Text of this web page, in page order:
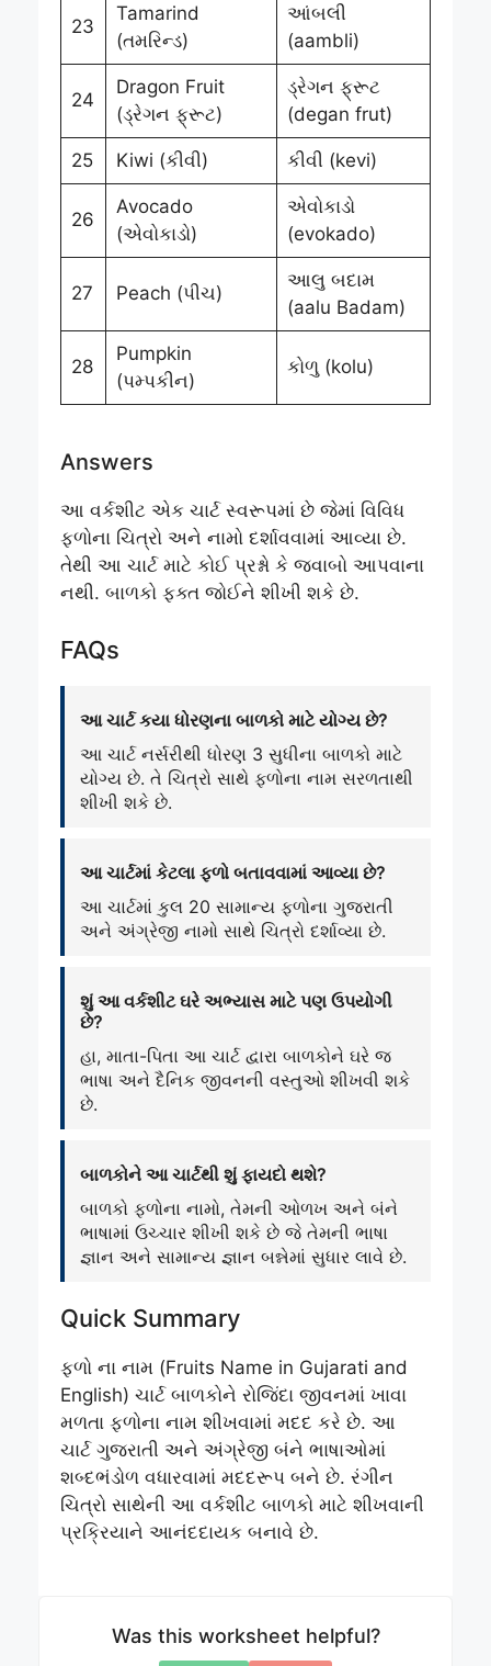
23
Tamarind
(તમરિન્ડ)
આંબલી
(aambli)
24
Dragon Fruit
(ડ્રેગન ફ્રૂટ)
ડ્રેગન ફ્રૂટ
(degan frut)
25 Kiwi (કીવી) કીવી (kevi)
26
Avocado
(એવોકાડો)
એવોકાડો
(evokado)
27 Peach (પીચ)
આલુ બદામ
(aalu Badam)
28
Pumpkin
(પમ્પકીન)
કોળુ (kolu)
Answers
આ વર્કશીટ એક ચાર્ટ સ્વરૂપમાં છે જેમાં વિવિધ
ફળોના ચિત્રો અને નામો દર્શાવવામાં આવ્યા છે.
તેથી આ ચાર્ટ માટે કોઈ પ્રશ્નો કે જવાબો આપવાના
નથી. બાળકો ફક્ત જોઈને શીખી શકે છે.
FAQs
આ ચાર્ટ કયા ધોરણના બાળકો માટે યોગ્ય છે?
આ ચાર્ટ નર્સરીથી ધોરણ 3 સુધીના બાળકો માટે
યોગ્ય છે. તે ચિત્રો સાથે ફળોના નામ સરળતાથી
શીખી શકે છે.
આ ચાર્ટમાં કેટલા ફળો બતાવવામાં આવ્યા છે?
આ ચાર્ટમાં કુલ 20 સામાન્ય ફળોના ગુજરાતી
અને અંગ્રેજી નામો સાથે ચિત્રો દર્શાવ્યા છે.
શું આ વર્કશીટ ઘરે અભ્યાસ માટે પણ ઉપયોગી
છે?
હા, માતા-પિતા આ ચાર્ટ દ્વારા બાળકોને ઘરે જ
ભાષા અને દૈનિક જીવનની વસ્તુઓ શીખવી શકે
છે.
બાળકોને આ ચાર્ટથી શું ફાયદો થશે?
બાળકો ફળોના નામો, તેમની ઓળખ અને બંને
ભાષામાં ઉચ્ચાર શીખી શકે છે જે તેમની ભાષા
જ્ઞાન અને સામાન્ય જ્ઞાન બન્નેમાં સુધાર લાવે છે.
Quick Summary
ફળો ના નામ (Fruits Name in Gujarati and
English) ચાર્ટ બાળકોને રોજિંદા જીવનમાં ખાવા
મળતા ફળોના નામ શીખવામાં મદદ કરે છે. આ
ચાર્ટ ગુજરાતી અને અંગ્રેજી બંને ભાષાઓમાં
શબ્દભંડોળ વધારવામાં મદદરૂપ બને છે. રંગીન
ચિત્રો સાથેની આ વર્કશીટ બાળકો માટે શીખવાની
પ્રક્રિયાને આનંદદાયક બનાવે છે.
Was this worksheet helpful?